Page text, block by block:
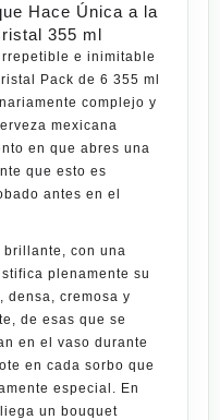
Hace Única a la
355 ml
e inimitable
Pack de 6 355 ml
complejo y
mexicana
en que abres una
que esto es
antes en el
con una
plenamente su
densa, cremosa y
de esas que se
en el vaso durante
en cada sorbo que
especial. En
un bouquet